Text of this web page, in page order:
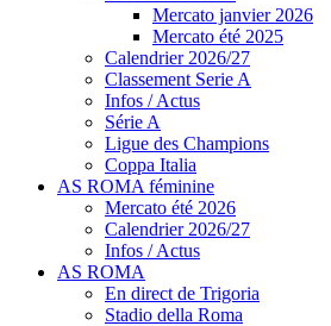
Mercato janvier 2026
Mercato été 2025
Calendrier 2026/27
Classement Serie A
Infos / Actus
Série A
Ligue des Champions
Coppa Italia
AS ROMA féminine
Mercato été 2026
Calendrier 2026/27
Infos / Actus
AS ROMA
En direct de Trigoria
Stadio della Roma